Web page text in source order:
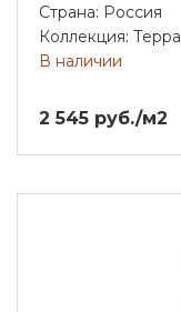
Страна: Россия
Коллекция: Терра
В наличии
2 545 руб./м2